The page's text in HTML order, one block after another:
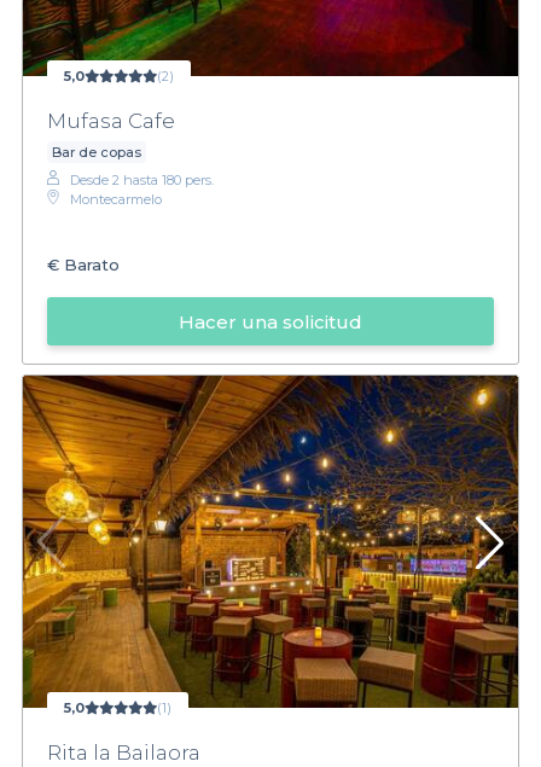
5,0 (2)
Mufasa Cafe
Bar de copas
Desde 2 hasta 180 pers.
Montecarmelo
€ Barato
Hacer una solicitud
5,0 (1)
Rita la Bailaora